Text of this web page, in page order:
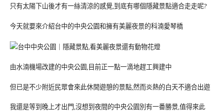
只有太陽下山後才有一絲清涼的感覺,到底有哪個隱藏景點適合走走呢?
今天就要來介紹台中的中央公園和擁有美麗夜景的科湳愛琴橋
由水湳機場改建的中央公園,目前正一點一滴地趕工興建中
但已是不少附近民眾會來此休閒遊憩的景點,然而炎熱的白天不適合出遊
我還是等到晚上才出門,沒想到夜間的中央公園別有一番勝景,值得來此